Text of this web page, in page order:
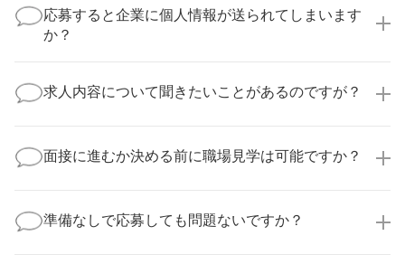
実際に医療キャリアナビを利用して転職に成功した方
の多くは、複数応募して自分に合った職場を選ばれて
います。
応募すると企業に個人情報が送られてしまいます
か？
業様に個人情報が送られることはありません！
より詳細な求人情報をご確認いただいた上で、転職希
求人内容について聞きたいことがあるのですが？
してお答えいたします。
勤務体制や職場の雰囲気、研修制度など、どんな小さ
す！
面接に進むか決める前に職場見学は可能ですか？
積極的に受け入れています。実際の職場環境や働く人
の様子を見ることで、より安心してご判断いただけま
準備なしで応募しても問題ないですか？